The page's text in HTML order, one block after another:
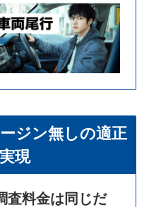
ジン無しの適正
現
査料金は同じだ